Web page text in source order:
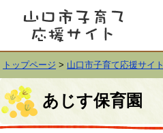
トップページ > 山口市子育て応援サイト
あじす保育園